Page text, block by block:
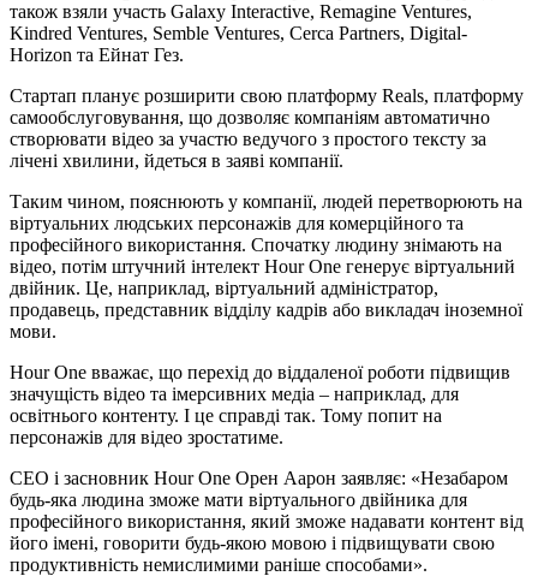
також взяли участь Galaxy Interactive, Remagine Ventures,
Kindred Ventures, Semble Ventures, Cerca Partners, Digital-
Horizon та Ейнат Гез.
Стартап планує розширити свою платформу Reals, платформу
самообслуговування, що дозволяє компаніям автоматично
створювати відео за участю ведучого з простого тексту за
лічені хвилини, йдеться в заяві компанії.
Таким чином, пояснюють у компанії, людей перетворюють на
віртуальних людських персонажів для комерційного та
професійного використання. Спочатку людину знімають на
відео, потім штучний інтелект Hour One генерує віртуальний
двійник. Це, наприклад, віртуальний адміністратор,
продавець, представник відділу кадрів або викладач іноземної
мови.
Hour One вважає, що перехід до віддаленої роботи підвищив
значущість відео та імерсивних медіа – наприклад, для
освітнього контенту. І це справді так. Тому попит на
персонажів для відео зростатиме.
CEO і засновник Hour One Орен Аарон заявляє: «Незабаром
будь-яка людина зможе мати віртуального двійника для
професійного використання, який зможе надавати контент від
його імені, говорити будь-якою мовою і підвищувати свою
продуктивність немислимими раніше способами».